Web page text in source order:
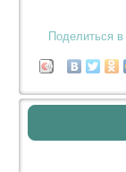
Поделиться в